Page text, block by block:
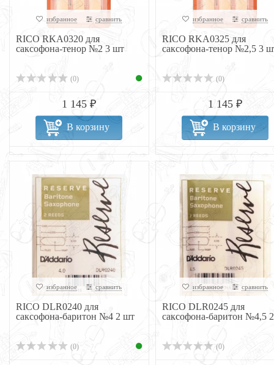
избранное сравнить
RICO RKA0320 для
саксофона-тенор №2 3 шт
(0)
1 145 ₽
В корзину
избранное сравнить
RICO RKA0325 для
саксофона-тенор №2,5 3
(0)
1 145 ₽
В корзину
избранное сравнить
RICO DLR0240 для
саксофона-баритон №4 2 шт
(0)
избранное сравнить
RICO DLR0245 для
саксофона-баритон №4,5
(0)